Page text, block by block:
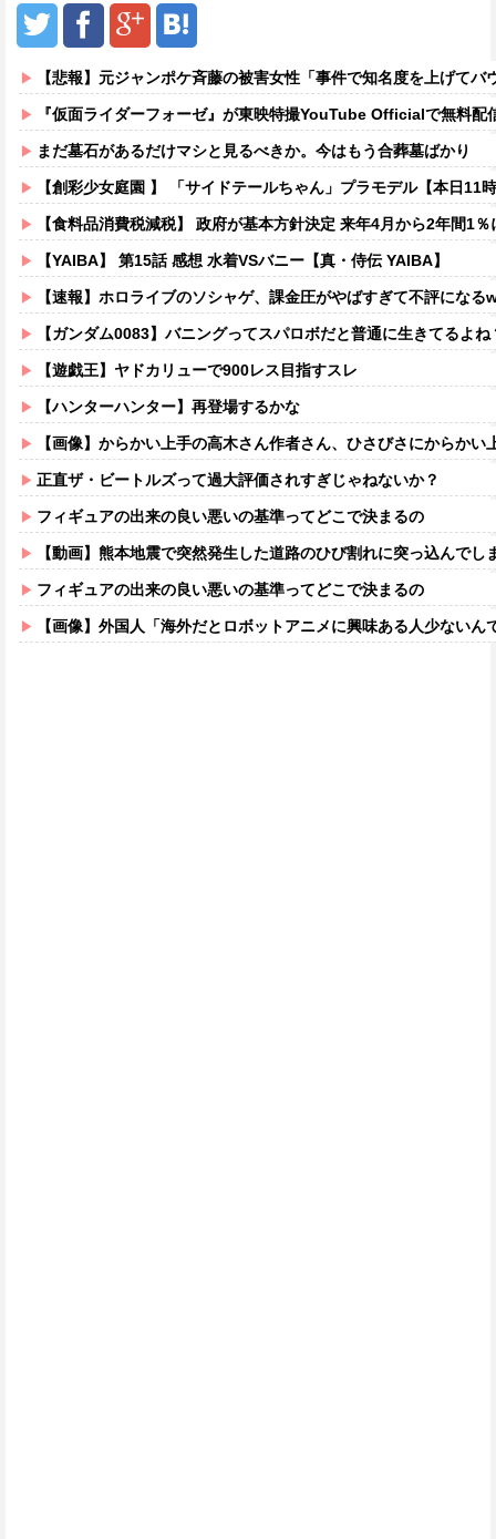
【悲報】元ジャンポケ斉藤の被害女性「事件で知名度を上げてバウムクーヘン売ったり
『仮面ライダーフォーゼ』が東映特撮YouTube Officialで無料配
まだ墓石があるだけマシと見るべきか。今はもう合葬墓ばかり
【創彩少女庭園 】 「サイドテールちゃん」プラモデル【本日11
【食料品消費税減税】 政府が基本方針決定 来年4月から2年間1％
【YAIBA】 第15話 感想 水着VSバニー【真・侍伝 YAIBA】
【速報】ホロライブのソシャゲ、課金圧がやばすぎて不評にな
【ガンダム0083】バニングってスパロボだと普通に生きてるよね
【遊戯王】ヤドカリューで900レス目指すスレ
【ハンターハンター】再登場するかな
【画像】からかい上手の高木さん作者さん、ひさびさにからかい上手の高木
正直ザ・ビートルズって過大評価されすぎじゃねないか？
フィギュアの出来の良い悪いの基準ってどこで決まるの
【動画】熊本地震で突然発生した道路のひび割れに突っ込んでし
フィギュアの出来の良い悪いの基準ってどこで決まるの
【画像】外国人「海外だとロボットアニメに興味ある人少ないん